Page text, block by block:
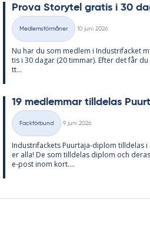
Prova Sto­ry­tel gra­tis i 30
Kategorier
Medlemsförmåner
10 juni 2026
Nu har du som med­lem i In­du­stri­fac­ket
tis i 30 da­gar (20 tim­mar). Ef­ter det får
tt...
19 med­lem­mar till­de­las
Kategorier
Fackförbund
9 juni 2026
In­du­stri­fac­kets Pu­ur­ta­ja-diplom till­de­las
er alla! De som till­de­las diplom och
e-post inom kort....